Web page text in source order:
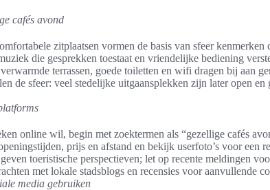
cafés avond
zitplaatsen vormen de basis van sfeer kenmerken
die gesprekken toestaat en vriendelijke bediening
terrassen, goede toiletten en wifi dragen bij aan
de sfeer: veel stedelijke uitgaansplekken zijn later open
online wil, begin met zoektermen als “gezellige cafés
prijs en afstand en bekijk userfoto’s voor een
toeristische perspectieven; let op recente meldingen
met lokale stadsblogs en recensies voor aanvullende
media gebruiken